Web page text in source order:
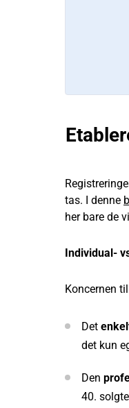
tas. I denne
her bare de
Individual-
Koncernen
Det
det kun
Den
40.